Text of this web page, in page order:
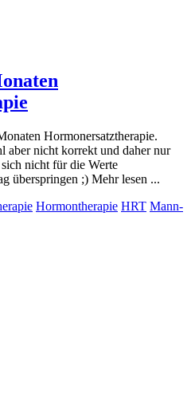
Hormonersatztherapie.
aber nicht korrekt und daher nur
nicht für die Werte
überspringen ;) Mehr lesen ...
Hormontherapie HRT Mann-